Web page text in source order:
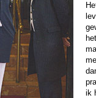
ik